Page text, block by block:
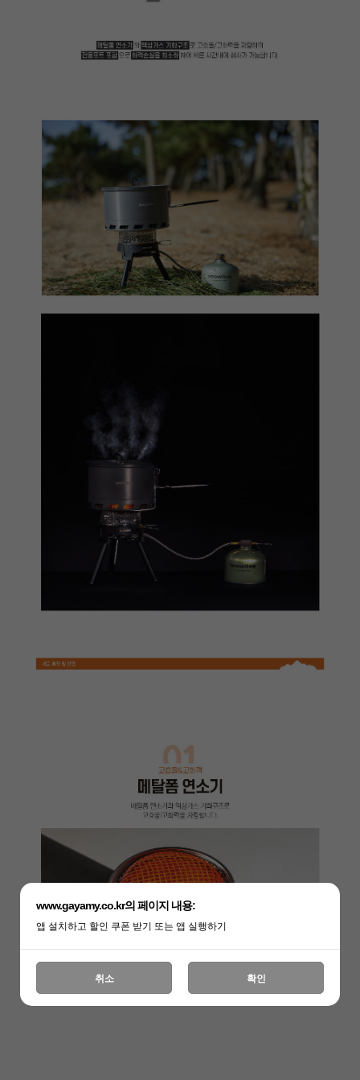
www.gayamy.co.kr의 페이지 내용:
앱 설치하고 할인 쿠폰 받기 또는 앱 실행하기
취소 확인